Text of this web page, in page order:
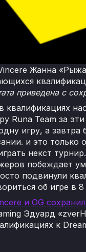
Жанна
приведена с
квалификациях
Runa Team за
игру, а завтра
и это
некст
побеждает
подвинули
об игре в
и OG
Эдуард
к